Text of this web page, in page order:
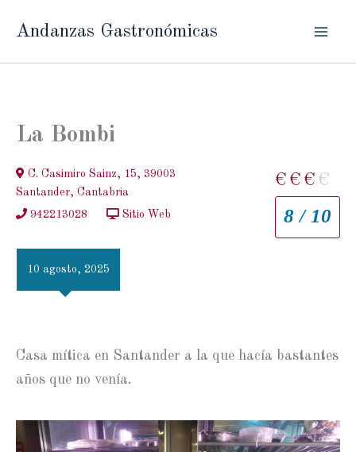
Andanzas Gastronómicas
La Bombi
C. Casimiro Sainz, 15, 39003
Santander, Cantabria
942213028
Sitio Web
€ € € €
8 / 10
10 agosto, 2025
Casa mítica en Santander a la que hacía bastantes
años que no venía.